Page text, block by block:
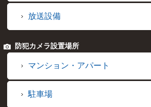
放送設備
防犯カメラ設置場所
マンション・アパート
駐車場